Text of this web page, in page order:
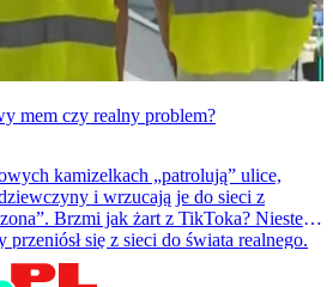
mem czy realny problem?
kamizelkach „patrolują” ulice,
i wrzucają je do sieci z
Brzmi jak żart z TikToka? Niestety
się z sieci do świata realnego.